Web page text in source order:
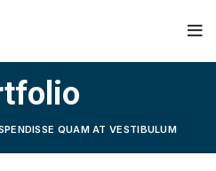
QUAM AT VESTIBULUM